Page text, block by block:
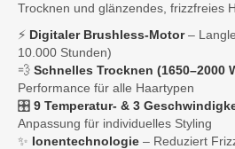
Trocknen und glänzendes, frizzfreies
⚡ Digitaler Brushless-Motor–
10.000 Stunden)
💨 Schnelles Trocknen (1650–2000
Performance für alle Haartypen
🎛 9 Temperatur- & 3
Anpassung für individuelles Styling
✨ Ionentechnologie – Reduziert